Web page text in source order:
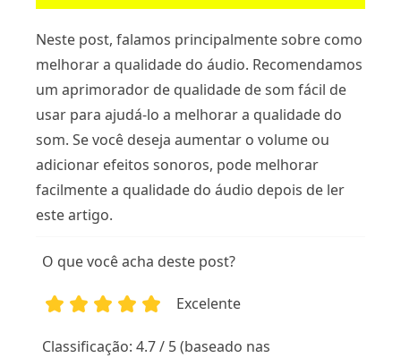
Neste post, falamos principalmente sobre como
melhorar a qualidade do áudio. Recomendamos
um aprimorador de qualidade de som fácil de
usar para ajudá-lo a melhorar a qualidade do
som. Se você deseja aumentar o volume ou
adicionar efeitos sonoros, pode melhorar
facilmente a qualidade do áudio depois de ler
este artigo.
O que você acha deste post?
Excelente
Classificação: 4.7 / 5 (baseado nas